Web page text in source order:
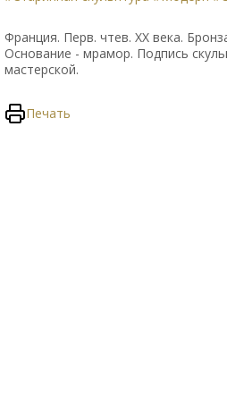
Франция. Перв. чтев. ХХ века.
Основание - мрамор. Подпись
мастерской.
Печать